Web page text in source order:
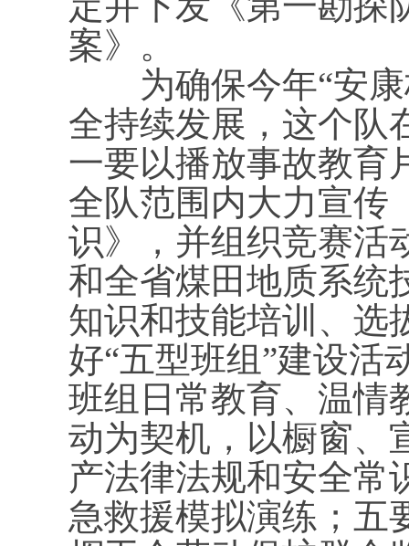
案》。
为确保今年“安康
全持续发展，这个队
一要以播放事故教育
全队范围内大力宣传
识》，并组织竞赛活
和全省煤田地质系统
知识和技能培训、选
好“五型班组”建设活
班组日常教育、温情
动为契机，以橱窗、
产法律法规和安全常
急救援模拟演练；五